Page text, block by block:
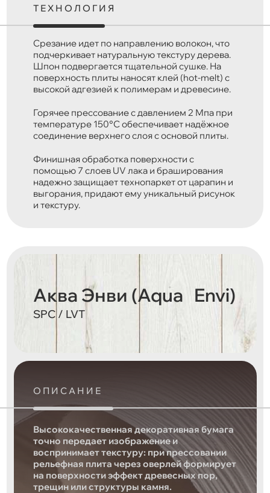
ТЕХНОЛОГИЯ
Срезание идет по направлению волокон, что
подчеркивает натуральную текстуру дерева.
Шпон подвергается тщательной сушке. На
поверхность плиты наносят клей (hot-melt) с
высокой адгезией к полимерам и древесине.
Горячее прессование с давлением 2 Мпа при
температуре 150°C обеспечивает надёжное
соединение верхнего слоя с основой плиты.
Финишная обработка поверхности с
помощью 7 слоев UV лака и браширования
надежно защищает технопаркет от царапин и
выгорания, придают ему уникальный рисунок
и текстуру.
Аква Энви (Aqua Envi)
SPC / LVT
ОПИСАНИЕ
Высококачественная декоративная бумага
точно передает изображение и
воспринимает текстуру: при прессовании
рельефная плита через оверлей формирует
на поверхности эффект древесных пор,
трещин или структуры камня.